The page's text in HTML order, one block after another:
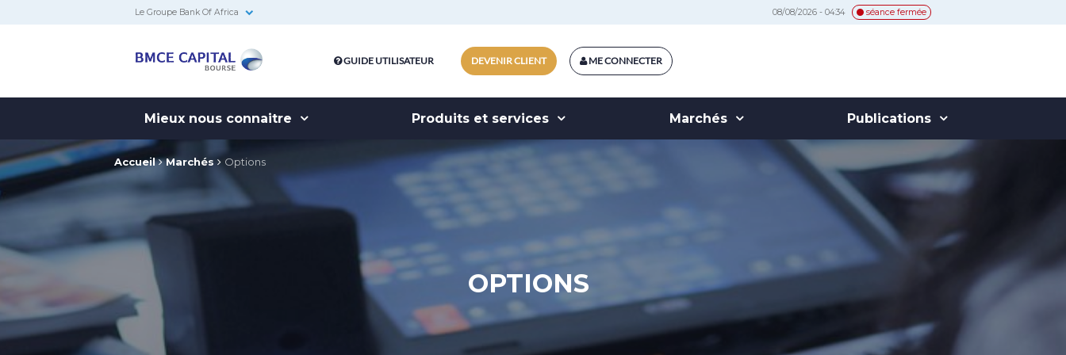
Le Groupe Bank Of Africa 08/08/2026 - 04:34 séance fermée
Bourse
ME CONNECTER
DEVENIR CLIENT
GUIDE UTILISATEUR
Mieux nous connaitre Produits et services Marchés Publications
Accueil Marchés Options
OPTIONS